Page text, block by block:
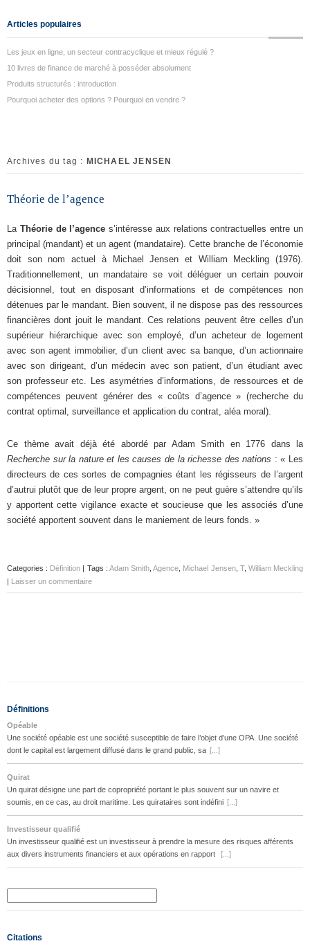
Articles populaires
Les jeux en ligne, un secteur contracyclique et mieux régulé ?
10 livres de finance de marché à posséder absolument
Produits structurés : introduction
Pourquoi acheter des options ? Pourquoi en vendre ?
Archives du tag : MICHAEL JENSEN
Théorie de l’agence
La Théorie de l’agence s’intéresse aux relations contractuelles entre un
principal (mandant) et un agent (mandataire). Cette branche de l’économie
doit son nom actuel à Michael Jensen et William Meckling (1976).
Traditionnellement, un mandataire se voit déléguer un certain pouvoir
décisionnel, tout en disposant d’informations et de compétences non
détenues par le mandant. Bien souvent, il ne dispose pas des ressources
financières dont jouit le mandant. Ces relations peuvent être celles d’un
supérieur hiérarchique avec son employé, d’un acheteur de logement
avec son agent immobilier, d’un client avec sa banque, d’un actionnaire
avec son dirigeant, d’un médecin avec son patient, d’un étudiant avec
son professeur etc. Les asymétries d’informations, de ressources et de
compétences peuvent générer des « coûts d’agence » (recherche du
contrat optimal, surveillance et application du contrat, aléa moral).
Ce thème avait déjà été abordé par Adam Smith en 1776 dans la
Recherche sur la nature et les causes de la richesse des nations : « Les
directeurs de ces sortes de compagnies étant les régisseurs de l’argent
d’autrui plutôt que de leur propre argent, on ne peut guère s’attendre qu’ils
y apportent cette vigilance exacte et soucieuse que les associés d’une
société apportent souvent dans le maniement de leurs fonds. »
Categories : Définition | Tags : Adam Smith ,Agence Michael Jensen, T, William Meckling
| Laisser un commentaire
Définitions
Opéable
Une société opéable est une société susceptible de faire l’objet d’une OPA. Une société
dont le capital est largement diffusé dans le grand public, sa [...]
Quirat
Un quirat désigne une part de copropriété portant le plus souvent sur un navire et
soumis, en ce cas, au droit maritime. Les quirataires sont indéfini [...]
Investisseur qualifié
Un investisseur qualifié est un investisseur à prendre la mesure des risques afférents
aux divers instruments financiers et aux opérations en rapport
[...]
Citations